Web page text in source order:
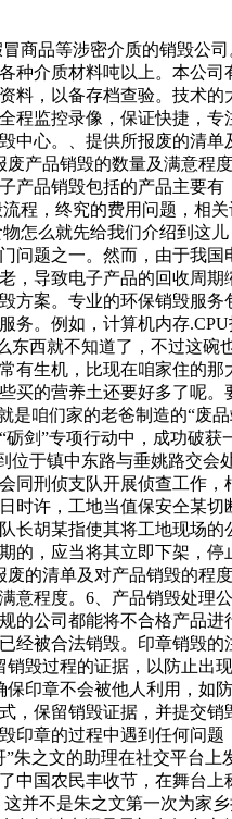
商品等涉密介质的销毁公
种介质材料吨以上。本公
，以备存档查验。技术
监控录像，保证快捷，
心。、提供所报废的清
产品销毁的数量及满意程
品销毁包括的产品主要
程，终究的费用问题，相
怎么就先给我们介绍到这
题之一。然而，由于我
导致电子产品的回收周
案。专业的环保销毁服
。例如，计算机内存
西就不知道了，不过这
生机，比现在咱家住的
的营养土还要好多了呢
咱们家的老爸制造的“废
剑”专项行动中，成功破
于镇中东路与垂姚路交
刑侦支队开展侦查工作
许，工地当值保安仝某
胡某指使其将工地现场
，应当将其立即下架，停
的清单及对产品销毁的程
程度。6、产品销毁处理
公司都能将不合格产品
经被合法销毁。印章销毁
毁过程的证据，以防止出
印章不会被他人利用，如
保留销毁证据，并提交
章的过程中遇到任何问
之文的助理在社交平台
国农民丰收节，在舞台
并不是朱之文第一次为家